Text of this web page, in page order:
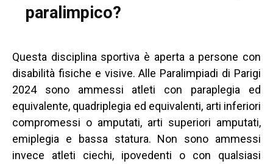
paralimpico?
Questa disciplina sportiva è aperta a persone con
disabilità fisiche e visive. Alle Paralimpiadi di Parigi
2024 sono ammessi atleti con paraplegia ed
equivalente, quadriplegia ed equivalenti, arti inferiori
compromessi o amputati, arti superiori amputati,
emiplegia e bassa statura. Non sono ammessi
invece atleti ciechi, ipovedenti o con qualsiasi